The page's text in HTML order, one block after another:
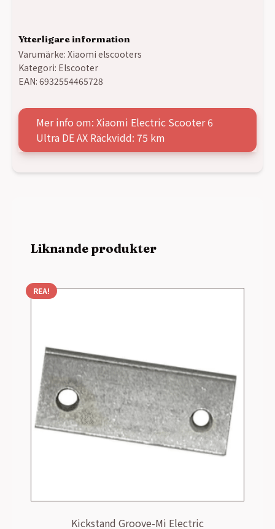
Ytterligare information
Varumärke: Xiaomi elscooters
Kategori: Elscooter
EAN: 6932554465728
Mer info om: Xiaomi Electric Scooter 6
Ultra DE AX Räckvidd: 75 km
Liknande produkter
REA!
Kickstand Groove-Mi Electric